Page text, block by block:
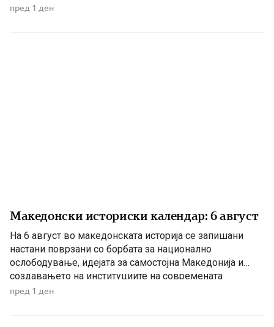
загриженост, само за да ќари некој беден политички
анализи, во повеќе наврати во гостиварскиот
пред 1 ден
Македонски историски календар: 6 август
На 6 август во македонската историја се запишани
настани поврзани со борбата за национално
ослободување, идејата за самостојна Македонија и
создавањето на институциите на современата
македонска држава. 1875 – Роден е Григорие Хаџи
Григорие Хаџи Ташковиќ – македонски револуционер,
пред 1 ден